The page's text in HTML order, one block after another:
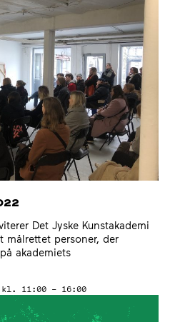
Det Jyske Kunstakademi
målrettet personer, der
akademiets
kl. 11:00 – 16:00